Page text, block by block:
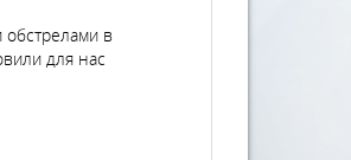
обстрелами в
для нас